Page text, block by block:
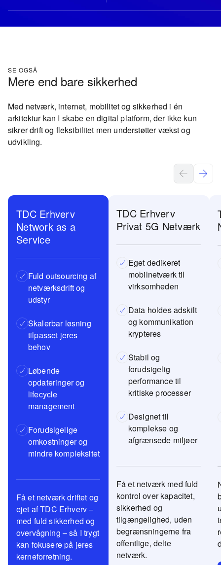
SE OGSÅ
Mere end bare sikkerhed
Med netværk, internet, mobilitet og sikkerhed i én
arkitektur kan I skabe en digital platform, der ikke kun
sikrer drift og fleksibilitet men understøtter vækst og
udvikling.
TDC Erhverv
Network as a
Service
Fuld outsourcing af
netværksdrift og
udstyr
Skalerbar løsning
tilpasset jeres
behov
Løbende
opdateringer og
lifecycle
management
Forudsigelige
omkostninger og
mindre kompleksitet
Få et netværk driftet og
ejet af TDC Erhverv –
med fuld sikkerhed og
overvågning – så I trygt
kan fokusere på jeres
kerneforretning.
TDC Erhverv
Privat 5G Netværk
Eget dedikeret
mobilnetværk til
virksomheden
Data holdes adskilt
og kommunikation
krypteres
Stabil og
forudsigelig
performance til
kritiske processer
Designet til
komplekse og
afgrænsede miljøer
Få et netværk med fuld
kontrol over kapacitet,
sikkerhed og
tilgængelighed, uden
begrænsningerne fra
offentlige, delte
netværk.